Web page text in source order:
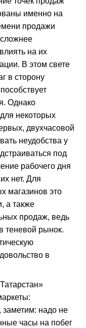
именно на
продажи
на их
В этом свете
в сторону
Однако
некоторых
двухчасовой
неудобства у
под
рабочего дня
нет. Для
магазинов это
а также
продаж, ведь
теневой рынок.
в
надо не
часы на побег